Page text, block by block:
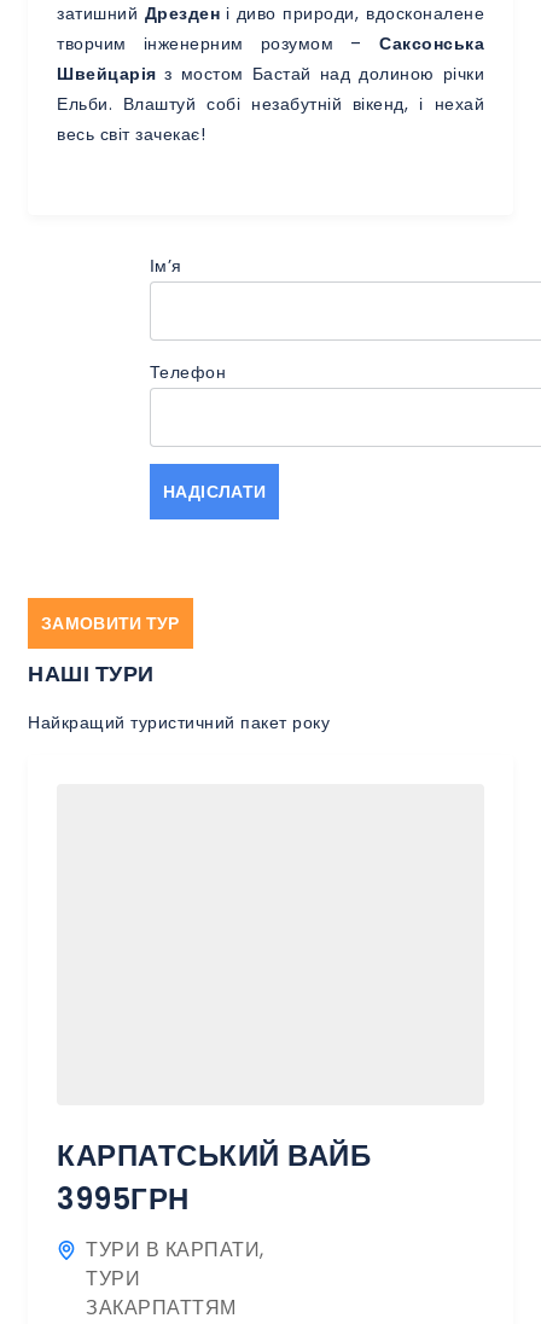
затишний Дрезден і диво природи, вдосконалене
творчим інженерним розумом – Саксонська
Швейцарія з мостом Бастай над долиною річки
Ельби. Влаштуй собі незабутній вікенд, і нехай
весь світ зачекає!
Імʼя
Телефон
ЗАМОВИТИ ТУР
НАШІ ТУРИ
Найкращий туристичний пакет року
КАРПАТСЬКИЙ ВАЙБ
3995ГРН
ТУРИ В КАРПАТИ,
ТУРИ
ЗАКАРПАТТЯМ